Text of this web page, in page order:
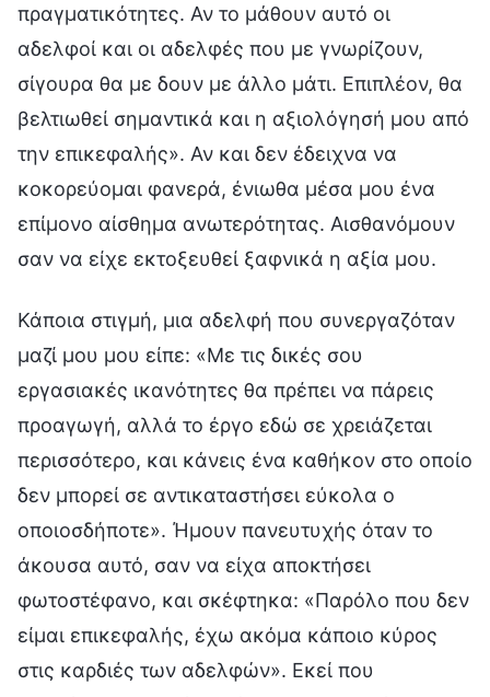
πραγματικότητες. Αν το μάθουν αυτό οι
αδελφοί και οι αδελφές που με γνωρίζουν,
σίγουρα θα με δουν με άλλο μάτι. Επιπλέον, θα
βελτιωθεί σημαντικά και η αξιολόγησή μου από
την επικεφαλής». Αν και δεν έδειχνα να
κοκορεύομαι φανερά, ένιωθα μέσα μου ένα
επίμονο αίσθημα ανωτερότητας. Αισθανόμουν
σαν να είχε εκτοξευθεί ξαφνικά η αξία μου.
Κάποια στιγμή, μια αδελφή που συνεργαζόταν
μαζί μου μου είπε: «Με τις δικές σου
εργασιακές ικανότητες θα πρέπει να πάρεις
προαγωγή, αλλά το έργο εδώ σε χρειάζεται
περισσότερο, και κάνεις ένα καθήκον στο οποίο
δεν μπορεί σε αντικαταστήσει εύκολα ο
οποιοσδήποτε». Ήμουν πανευτυχής όταν το
άκουσα αυτό, σαν να είχα αποκτήσει
φωτοστέφανο, και σκέφτηκα: «Παρόλο που δεν
είμαι επικεφαλής, έχω ακόμα κάποιο κύρος
στις καρδιές των αδελφών». Εκεί που